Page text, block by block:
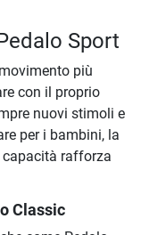
Sport
più
con il proprio
nuovi stimoli e
per i bambini, la
rafforza
Classic